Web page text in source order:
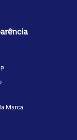
Marca